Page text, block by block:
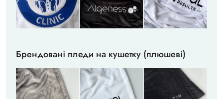
Брендовані пледи на кушетку (плюшеві)